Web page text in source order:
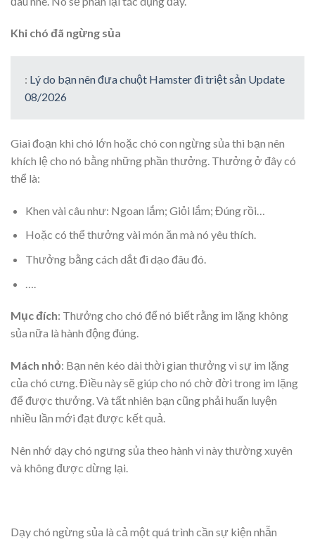
Khi chó đã ngừng sủa
: Lý do bạn nên đưa chuột Hamster đi triệt sản Update
08/2026
Giai đoạn khi chó lớn hoặc chó con ngừng sủa thì bạn nên
khích lệ cho nó bằng những phần thưởng. Thưởng ở đây có
thể là:
Khen vài câu như: Ngoan lắm; Giỏi lắm; Đúng rồi…
Hoặc có thể thưởng vài món ăn mà nó yêu thích.
Thưởng bằng cách dắt đi dạo đâu đó.
Mục đích: Thưởng cho chó để nó biết rằng im lặng không
sủa nữa là hành động đúng.
Mách nhỏ: Bạn nên kéo dài thời gian thưởng vì sự im lặng
của chó cưng. Điều này sẽ giúp cho nó chờ đời trong im lặng
để được thưởng. Và tất nhiên bạn cũng phải huấn luyện
nhiều lần mới đạt được kết quả.
Nên nhớ dạy chó ngưng sủa theo hành vi này thường xuyên
và không được dừng lại.
Dạy chó ngừng sủa là cả một quá trình cần sự kiện nhẫn